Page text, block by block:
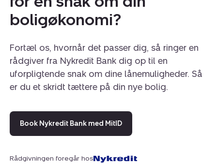
boligøkonomi?
Fortæl os, hvornår det passer dig, så ringer en
rådgiver fra Nykredit Bank dig op til en
uforpligtende snak om dine lånemuligheder. Så
er du et skridt tættere på din nye bolig.
Book Nykredit Bank med MitID
Rådgivningen foregår hos